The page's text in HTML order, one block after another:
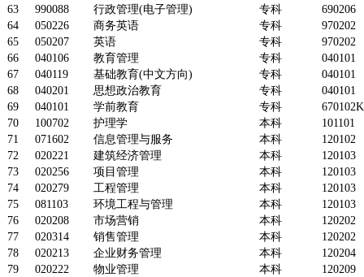
63
990088 行政管理(电子管理) 专科
690206
64
050226 商务英语 专科
970202
65
050207 英语 专科
970202
66
040106 教育管理 专科
040101
67
040119 基础教育(中文方向) 专科
040101
68
040201 思想政治教育 专科
040101
69
040101 学前教育 专科
670102K
70
100702 护理学 本科
101101
71
071602 信息管理与服务 本科
120102
72
020221 建筑经济管理 本科
120103
73
020256 项目管理 本科
120103
74
020279 工程管理 本科
120103
75
081103 环境工程与管理 本科
120103
76
020208 市场营销 本科
120202
77
020314 销售管理 本科
120202
78
020213 企业财务管理 本科
120204
79
020222 物业管理 本科
120209